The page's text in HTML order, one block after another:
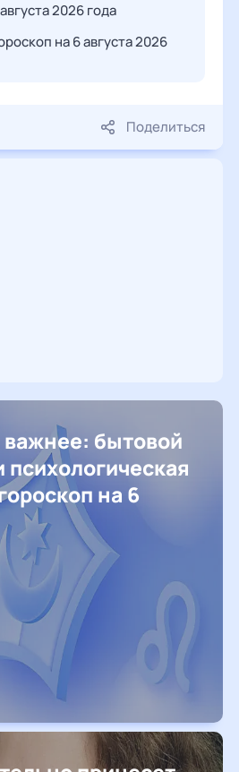
2026 года
на 6 августа 2026
Поделиться
важнее: бытовой
на 6